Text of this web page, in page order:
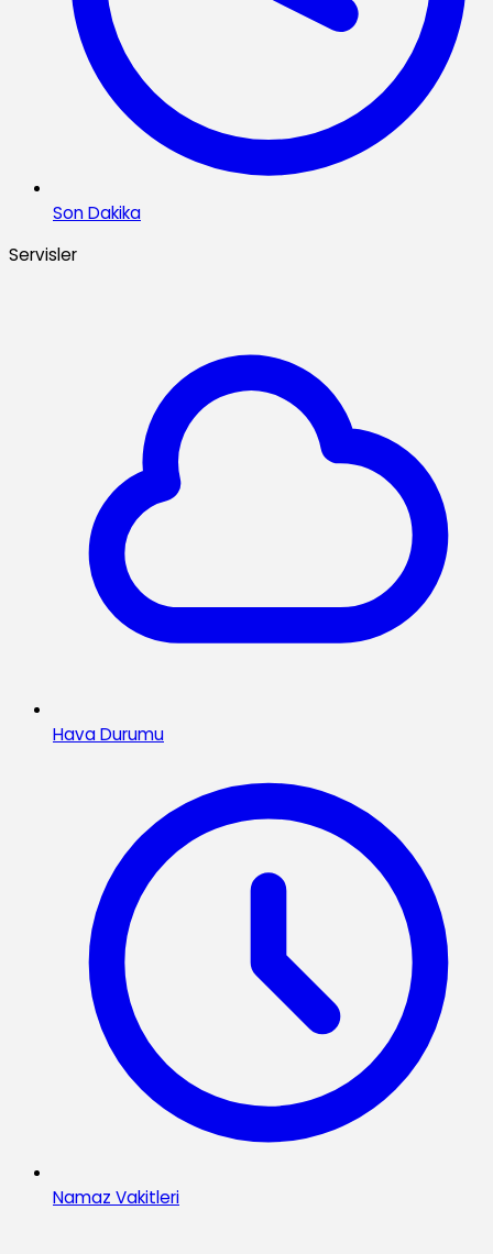
Son Dakika
Servisler
Hava Durumu
Namaz Vakitleri